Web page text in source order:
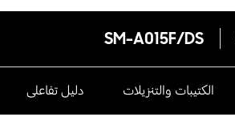
SM-A015F/DS
الكتيبات والتنزيلات دليل تفاعلى